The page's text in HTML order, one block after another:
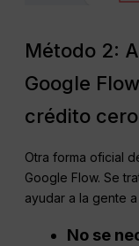
Método 2:
Google
crédito cero
Otra forma oficial
Google Flow. Se
ayudar a la gente
No se